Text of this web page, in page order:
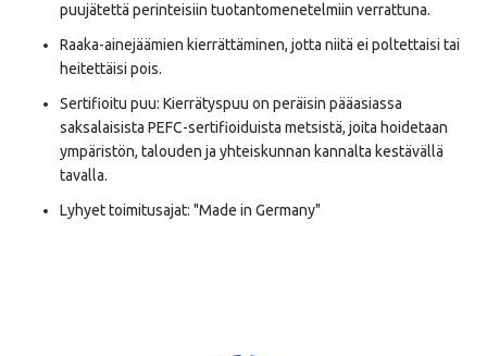
puujätettä perinteisiin tuotantomenetelmiin verrattuna.
Raaka-ainejäämien kierrättäminen, jotta niitä ei poltettaisi tai
heitettäisi pois.
Sertifioitu puu: Kierrätyspuu on peräisin pääasiassa
saksalaisista PEFC-sertifioiduista metsistä, joita hoidetaan
ympäristön, talouden ja yhteiskunnan kannalta kestävällä
tavalla.
Lyhyet toimitusajat: "Made in Germany"